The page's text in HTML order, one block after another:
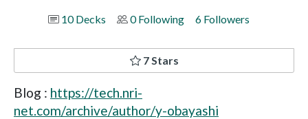
10 Decks
0 Following 6 Followers
7 Stars
Blog : https://tech.nri-
net.com/archive/author/y-obayashi